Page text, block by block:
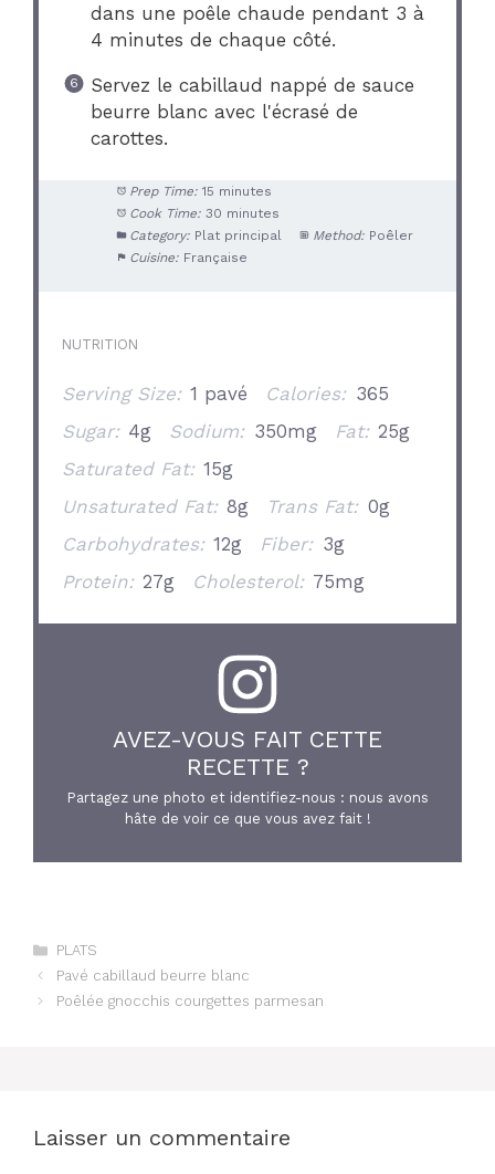
dans une poêle chaude pendant 3 à
4 minutes de chaque côté.
Servez le cabillaud nappé de sauce
beurre blanc avec l'écrasé de
carottes.
Prep Time: 15 minutes
Cook Time: 30 minutes
Category: Plat principal Method: Poêler
Cuisine: Française
NUTRITION
Serving Size: 1 pavé Calories: 365
Sugar: 4g Sodium: 350mg Fat: 25g
Saturated Fat: 15g
Unsaturated Fat: 8g Trans Fat: 0g
Carbohydrates: 12g Fiber: 3g
Protein: 27g Cholesterol: 75mg
AVEZ-VOUS FAIT CETTE
RECETTE ?
Partagez une photo et identifiez-nous : nous avons
hâte de voir ce que vous avez fait !
Catégories
PLATS
Pavé cabillaud beurre blanc
Poêlée gnocchis courgettes parmesan
Laisser un commentaire